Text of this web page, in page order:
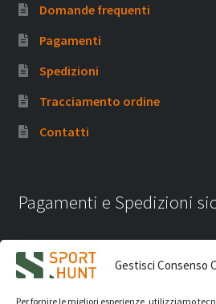
Gestisci Consenso
Per fornire le migliori esperienze, utilizziamo
Domande frequenti
Pagamenti
Spedizioni
Tracciamento ordine
Contatti
Pagamenti e Spedizioni